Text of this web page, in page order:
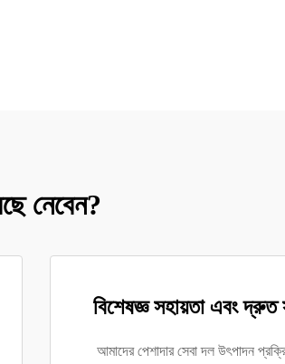
নেবেন?
বিশেষজ্ঞ সহায়তা এবং দ্রুত
আমাদের পেশাদার সেবা দল উৎপাদন